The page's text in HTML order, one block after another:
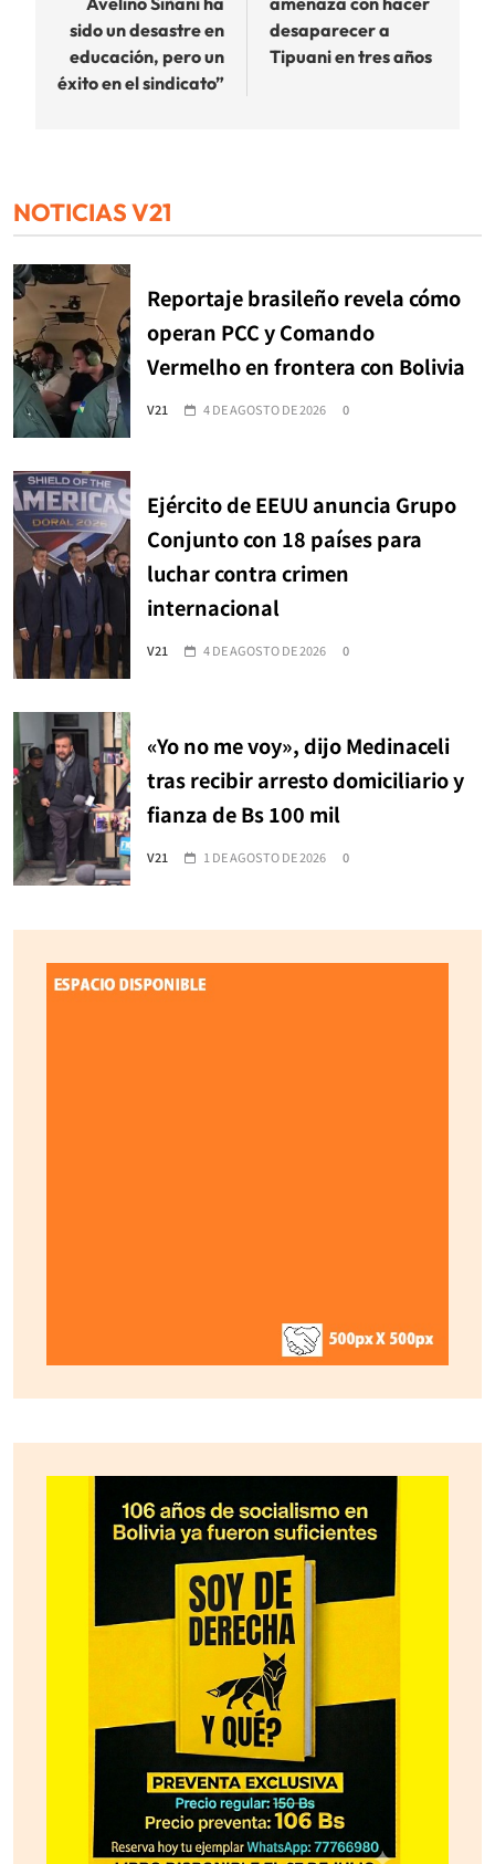
entradas
sido un desastre en
educación, pero un
éxito en el sindicato”
desaparecer a
Tipuani en tres años
NOTICIAS V21
Reportaje brasileño revela cómo
operan PCC y Comando
Vermelho en frontera con Bolivia
V21 4 DE AGOSTO DE 2026 0
Ejército de EEUU anuncia Grupo
Conjunto con 18 países para
luchar contra crimen
internacional
V21 4 DE AGOSTO DE 2026 0
«Yo no me voy», dijo Medinaceli
tras recibir arresto domiciliario y
fianza de Bs 100 mil
V21 1 DE AGOSTO DE 2026 0